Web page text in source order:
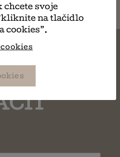
VÁM TIEŽ
chcete svoje
kliknite na tlačidlo
cookies”.